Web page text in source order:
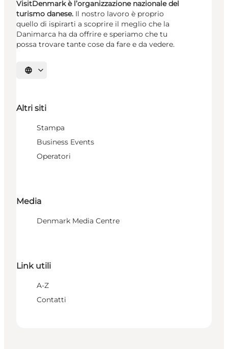
VisitDenmark è l’organizzazione nazionale del
turismo danese. Il nostro lavoro è proprio
quello di ispirarti a scoprire il meglio che la
Danimarca ha da offrire e speriamo che tu
possa trovare tante cose da fare e da vedere.
Seleziona la lingua
Altri siti
Stampa
Business Events
Operatori
Media
Denmark Media Centre
Link utili
A-Z
Contatti